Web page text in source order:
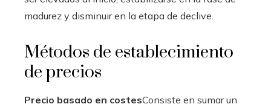
madurez y disminuir en la etapa de declive.
Métodos de establecimiento
de precios
Precio basado en costesConsiste en sumar un